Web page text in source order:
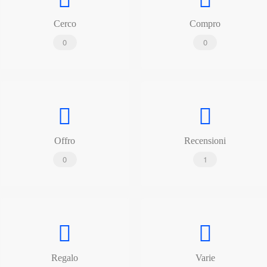
Cerco
0
Compro
0
Offro
0
Recensioni
1
Regalo Varie